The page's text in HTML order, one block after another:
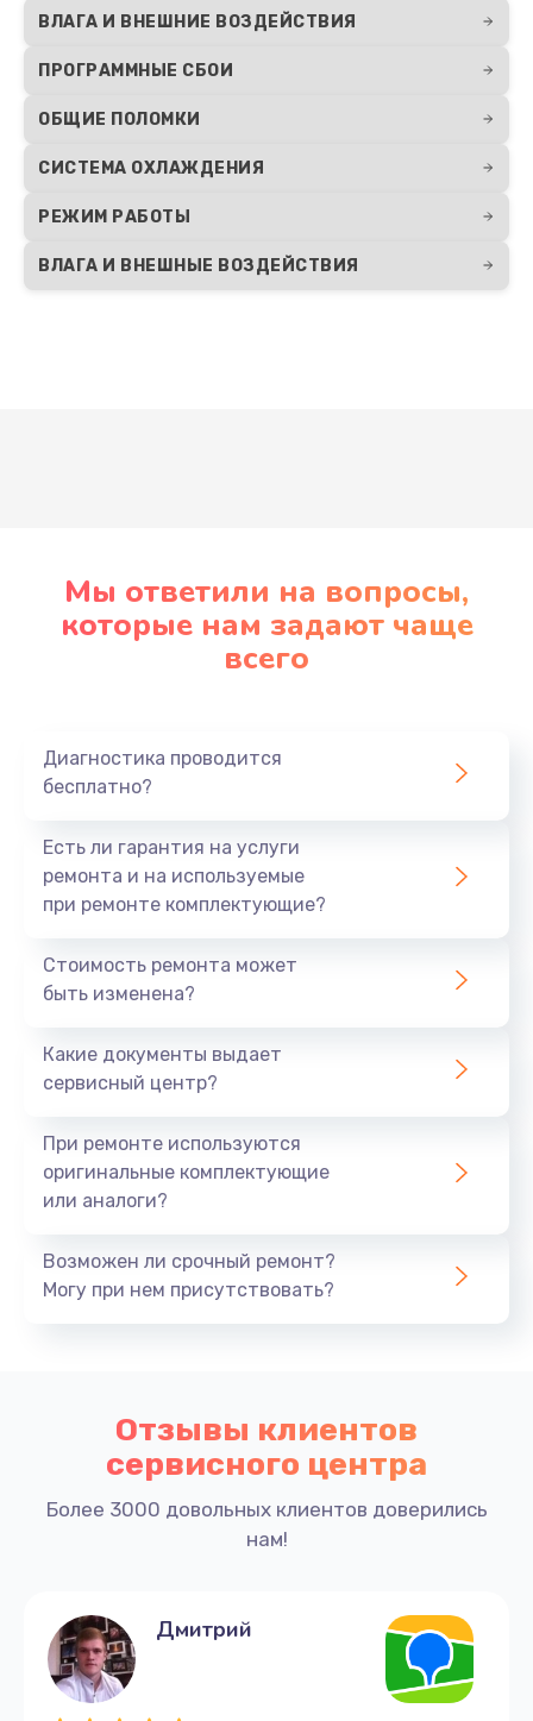
ВЛАГА И ВНЕШНИЕ ВОЗДЕЙСТВИЯ
ПРОГРАММНЫЕ СБОИ
ОБЩИЕ ПОЛОМКИ
СИСТЕМА ОХЛАЖДЕНИЯ
РЕЖИМ РАБОТЫ
ВЛАГА И ВНЕШНЫЕ ВОЗДЕЙСТВИЯ
Мы ответили на вопросы,
которые нам задают чаще
всего
Диагностика проводится
бесплатно?
Есть ли гарантия на услуги
ремонта и на используемые
при ремонте комплектующие?
Стоимость ремонта может
быть изменена?
Какие документы выдает
сервисный центр?
При ремонте используются
оригинальные комплектующие
или аналоги?
Возможен ли срочный ремонт?
Могу при нем присутствовать?
Отзывы клиентов
сервисного центра
Более 3000 довольных клиентов доверились
нам!
Дмитрий